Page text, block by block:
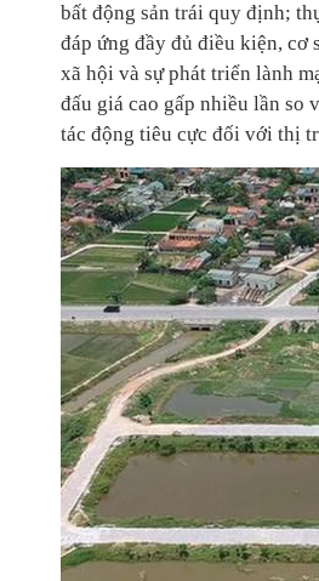
bất động sản trái quy định;
đáp ứng đầy đủ điều kiện,
xã hội và sự phát triển lành
đấu giá cao gấp nhiều lần so
tác động tiêu cực đối với thị